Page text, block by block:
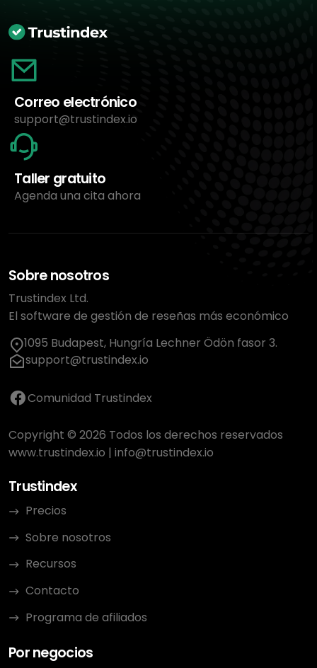
Correo electrónico
support@trustindex.io
Taller gratuito
Agenda una cita ahora
Sobre nosotros
Trustindex Ltd.
El software de gestión de reseñas más económico
1095 Budapest, Hungría Lechner Ödön fasor 3.
support@trustindex.io
Comunidad Trustindex
Copyright © 2026 Todos los derechos reservados
www.trustindex.io | info@trustindex.io
Trustindex
Precios
Sobre nosotros
Recursos
Contacto
Programa de afiliados
Por negocios